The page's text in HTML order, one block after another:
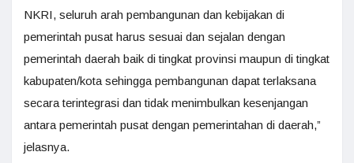
NKRI, seluruh arah pembangunan dan kebijakan di
pemerintah pusat harus sesuai dan sejalan dengan
pemerintah daerah baik di tingkat provinsi maupun di tingkat
kabupaten/kota sehingga pembangunan dapat terlaksana
secara terintegrasi dan tidak menimbulkan kesenjangan
antara pemerintah pusat dengan pemerintahan di daerah,”
jelasnya.